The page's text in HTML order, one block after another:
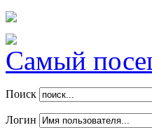
Самый
Поиск
Логин